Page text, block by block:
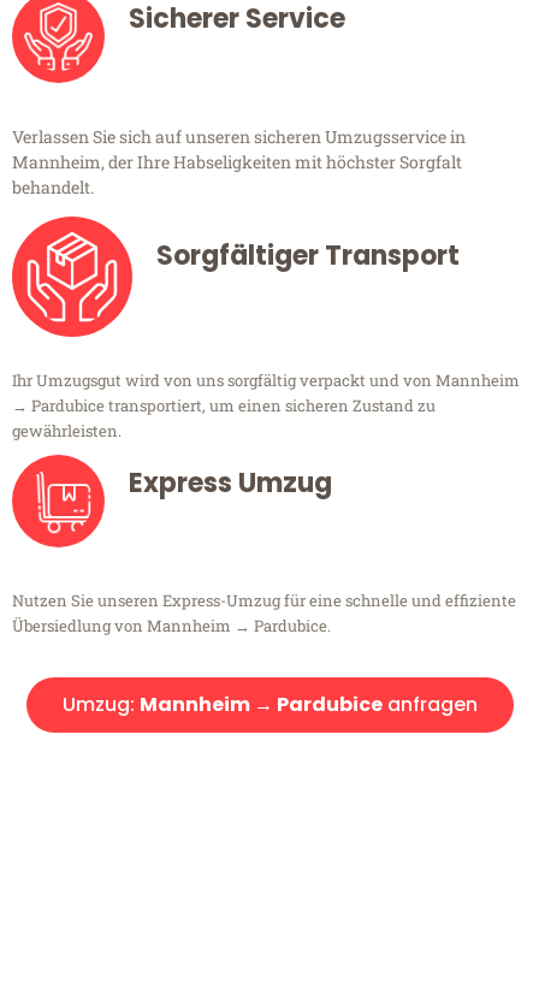
Sicherer Service
Verlassen Sie sich auf unseren sicheren Umzugsservice in
Mannheim, der Ihre Habseligkeiten mit höchster Sorgfalt
behandelt.
Sorgfältiger Transport
Ihr Umzugsgut wird von uns sorgfältig verpackt und von Mannheim
→ Pardubice transportiert, um einen sicheren Zustand zu
gewährleisten.
Express Umzug
Nutzen Sie unseren Express-Umzug für eine schnelle und effiziente
Übersiedlung von Mannheim → Pardubice.
Umzug: Mannheim → Pardubiceanfragen